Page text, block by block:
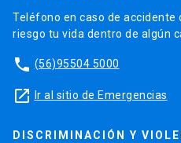
Teléfono en caso de accidente
riesgo tu vida dentro de algún
phone (56)95504 5000
launch Ir al sitio de Emergencias
DISCRIMINACIÓN Y